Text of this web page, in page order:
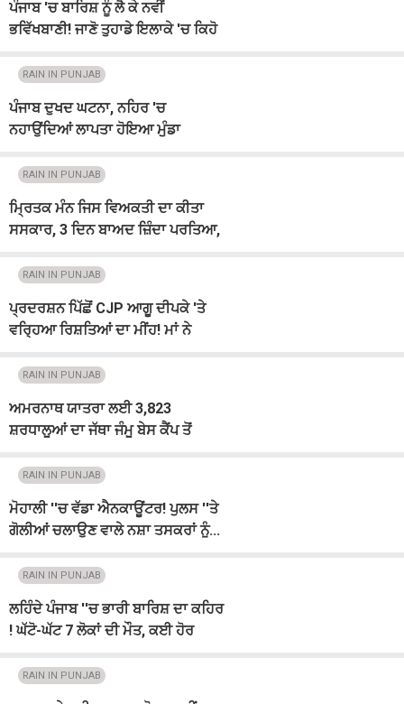
ਪੰਜਾਬ 'ਚ ਬਾਰਿਸ਼ ਨੂੰ ਲੈ ਕੇ ਨਵੀਂ
ਭਵਿੱਖਬਾਣੀ! ਜਾਣੋ ਤੁਹਾਡੇ ਇਲਾਕੇ 'ਚ ਕਿਹੋ
RAIN IN PUNJAB
ਪੰਜਾਬ ਦੁਖਦ ਘਟਨਾ, ਨਹਿਰ 'ਚ
ਨਹਾਉਂਦਿਆਂ ਲਾਪਤਾ ਹੋਇਆ ਮੁੰਡਾ
RAIN IN PUNJAB
ਮ੍ਰਿਤਕ ਮੰਨ ਜਿਸ ਵਿਅਕਤੀ ਦਾ ਕੀਤਾ
ਸਸਕਾਰ, 3 ਦਿਨ ਬਾਅਦ ਜ਼ਿੰਦਾ ਪਰਤਿਆ,
RAIN IN PUNJAB
ਪ੍ਰਦਰਸ਼ਨ ਪਿੱਛੋਂ CJP ਆਗੂ ਦੀਪਕੇ 'ਤੇ
ਵਰ੍ਹਿਆ ਰਿਸ਼ਤਿਆਂ ਦਾ ਮੀਂਹ! ਮਾਂ ਨੇ
RAIN IN PUNJAB
ਅਮਰਨਾਥ ਯਾਤਰਾ ਲਈ 3,823
ਸ਼ਰਧਾਲੂਆਂ ਦਾ ਜੱਥਾ ਜੰਮੂ ਬੇਸ ਕੈਂਪ ਤੋਂ
RAIN IN PUNJAB
ਮੋਹਾਲੀ ''ਚ ਵੱਡਾ ਐਨਕਾਊਂਟਰ! ਪੁਲਸ ''ਤੇ
ਗੋਲੀਆਂ ਚਲਾਉਣ ਵਾਲੇ ਨਸ਼ਾ ਤਸਕਰਾਂ ਨੂੰ...
RAIN IN PUNJAB
ਲਹਿੰਦੇ ਪੰਜਾਬ ''ਚ ਭਾਰੀ ਬਾਰਿਸ਼ ਦਾ ਕਹਿਰ
! ਘੱਟੋ-ਘੱਟ 7 ਲੋਕਾਂ ਦੀ ਮੌਤ, ਕਈ ਹੋਰ
RAIN IN PUNJAB